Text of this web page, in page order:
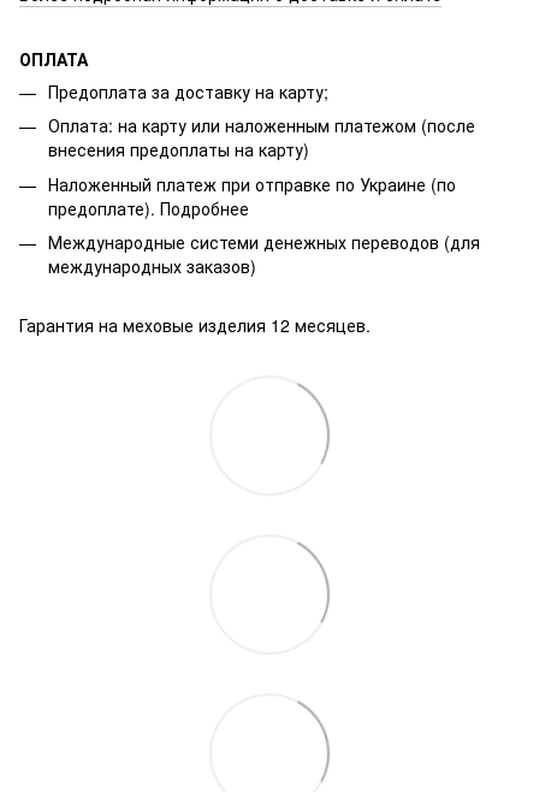
ОПЛАТА
Предоплата за доставку на карту;
Оплата: на карту или наложенным платежом (после
внесения предоплаты на карту)
Наложенный платеж при отправке по Украине (по
предоплате). Подробнее
Международные системи денежных переводов (для
международных заказов)
Гарантия на меховые изделия 12 месяцев.